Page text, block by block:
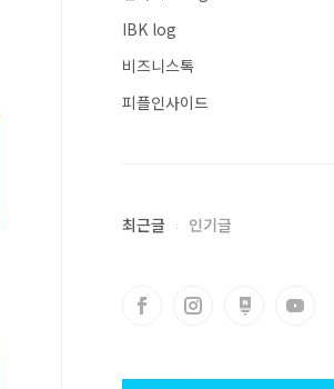
IBK log
비즈니스톡
피플인사이드
최근글 인기글